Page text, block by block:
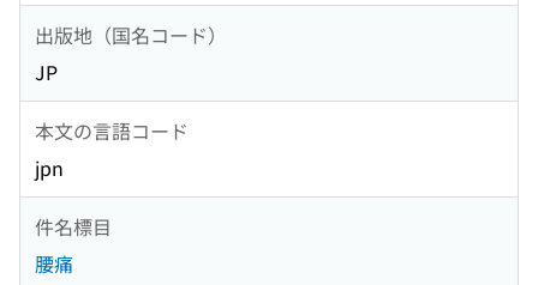
出版地（国名コード）
JP
本文の言語コード
jpn
件名標目
腰痛